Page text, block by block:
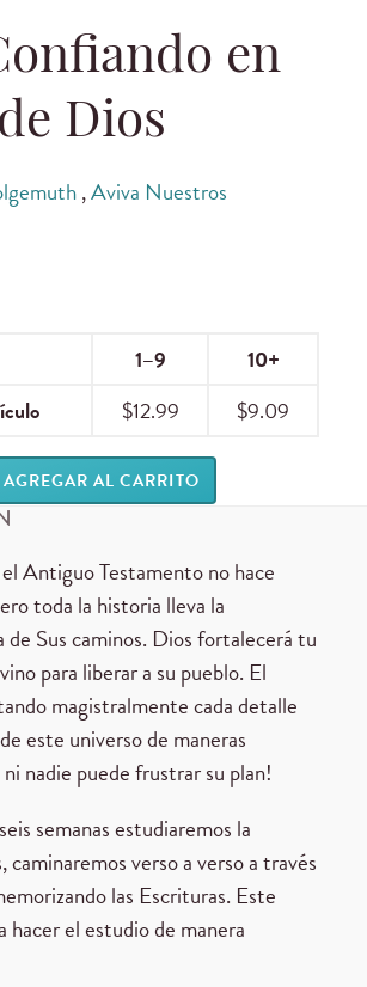
en
Dios
,Aviva Nuestros
1–9
10+
$12.99 $9.09
AGREGAR AL CARRITO
Antiguo Testamento no hace
toda la historia lleva la
Sus caminos. Dios fortalecerá tu
para liberar a su pueblo. El
magistralmente cada detalle
este universo de maneras
nadie puede frustrar su plan!
semanas estudiaremos la
verso a verso a través
las Escrituras. Este
hacer el estudio de manera